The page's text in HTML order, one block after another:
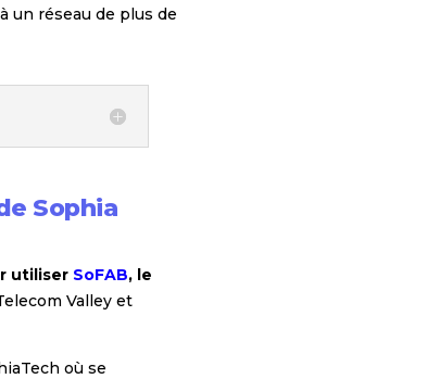
un réseau de plus de
Sophia
utiliser SoFAB, le
Valley et
où se